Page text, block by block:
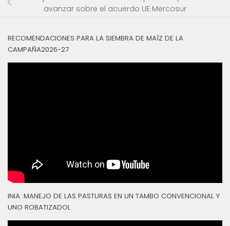
avanzar sobre el acuerdo UE Mercosur
RECOMENDACIONES PARA LA SIEMBRA DE MAÍZ DE LA
CAMPAÑA2026-27
INIA: MANEJO DE LAS PASTURAS EN UN TAMBO CONVENCIONAL Y
UNO ROBATIZADOL